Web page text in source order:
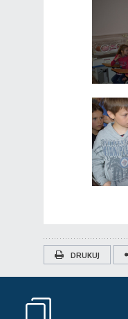
DRUKUJ